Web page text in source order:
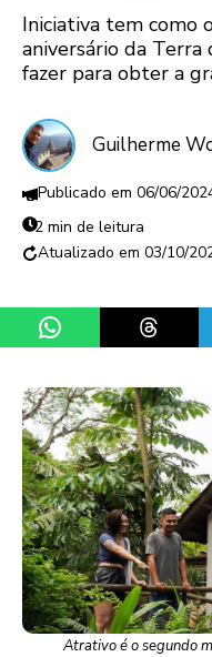
Iniciativa tem como
aniversário da Terra
fazer para obter a
Guilherme
06/06/
2 min de leitura
03/10/
Share on WhatsApp
Share
Atrativo é o segundo